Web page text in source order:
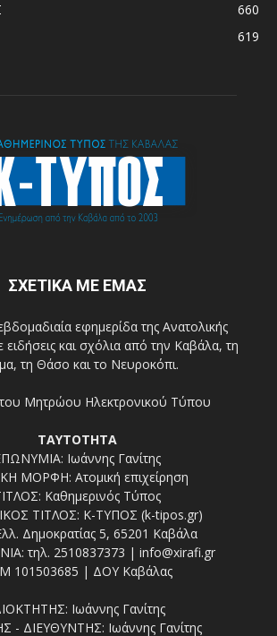
660
619
ΣΧΕΤΙΚΑ ΜΕ ΕΜΑΣ
εφημερίδα της Ανατολικής
και σχόλια από την Καβάλα, τη
τη Θάσο και το Νευροκόπι.
ΤΑΥΤΟΤΗΤΑ
Ιωάννης Γανίτης
ΜΟΡΦΗ: Ατομική επιχείρηση
Καθημερινός Τύπος
ΤΙΤΛΟΣ: Κ-ΤΥΠΟΣ (k-tipos.gr)
Δημοκρατίας 5, 65201 Καβάλα
τηλ. 2510837373 | info@xirafi.gr
101503685 | ΔΟΥ Καβάλας
Ιωάννης Γανίτης
- ΔΙΕΥΘΥΝΤΗΣ: Ιωάννης Γανίτης